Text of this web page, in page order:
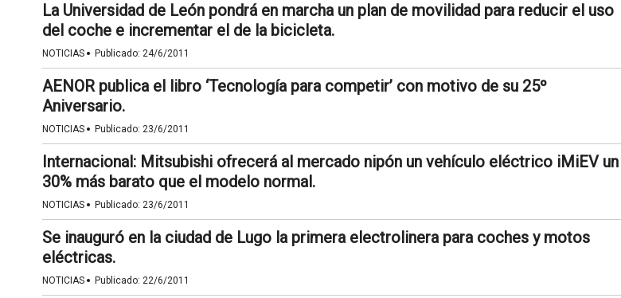
La Universidad de León pondrá en marcha un plan de movilidad para reducir el uso
del coche e incrementar el de la bicicleta.
NOTICIAS · Publicado: 24/6/2011
AENOR publica el libro ‘Tecnología para competir’ con motivo de su 25º
Aniversario.
NOTICIAS · Publicado: 23/6/2011
Internacional: Mitsubishi ofrecerá al mercado nipón un vehículo eléctrico iMiEV un
30% más barato que el modelo normal.
NOTICIAS · Publicado: 23/6/2011
Se inauguró en la ciudad de Lugo la primera electrolinera para coches y motos
eléctricas.
NOTICIAS · Publicado: 22/6/2011